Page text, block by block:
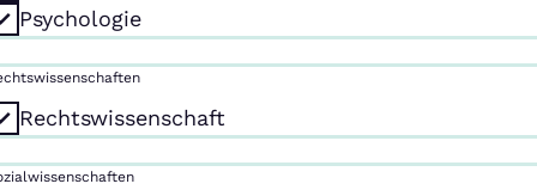
Psychologie
Rechtswissenschaft